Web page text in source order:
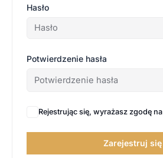
Hasło
Potwierdzenie hasła
Rejestrując się, wyrażasz zgodę na
Zarejestruj się